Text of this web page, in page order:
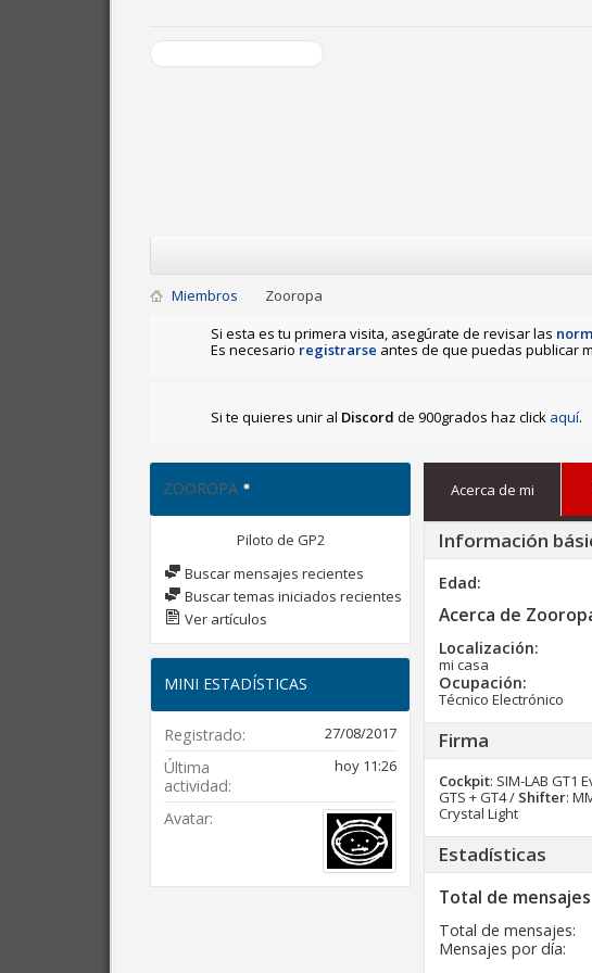
Miembros
Zooropa
Si esta es tu primera visita, asegúrate de revisar las
Es necesario registrarse antes de que puedas publicar
Si te quieres unir al Discord de 900grados haz click aquí.
ZOOROPA
Piloto de GP2
Buscar mensajes recientes
Buscar temas iniciados recientes
Ver artículos
MINI ESTADÍSTICAS
Registrado 27/08/2017
Última
actividad
hoy 11:26
Avatar
Acerca de mi
Información
Edad
Acerca de
Localización:
mi casa
Ocupación:
Técnico Electrónico
Firma
Cockpit: SIM-LAB GT1
GTS + GT4 / Shifter:
Crystal Light
Estadísticas
Total de mensajes
Total de mensajes
Mensajes por día